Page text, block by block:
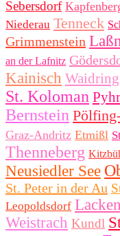
Sebersdorf
Niederau Tenneck
Grimmenstein
an der Lafnitz
Kainisch Waidring
St. Koloman
Bernstein
Graz-Andritz Etmißl
Thenneberg
Neusiedler See
St. Peter in der Au
Leopoldsdorf
Weistrach Kundl